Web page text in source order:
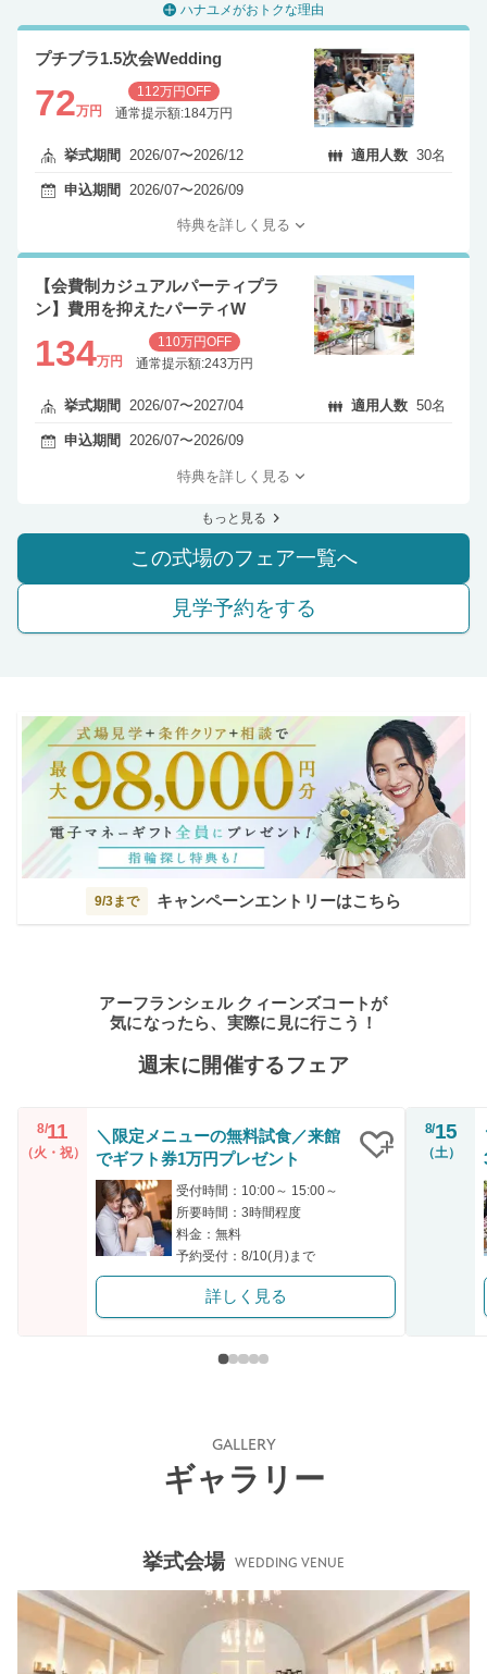
ハナユメがおトクな理由
プチブラ1.5次会Wedding
72万円
112万円OFF
通常提示額:184万円
挙式期間 2026/07〜2026/12 適用人数 30名
申込期間 2026/07〜2026/09
特典を詳しく見る
【会費制カジュアルパーティプラ
ン】費用を抑えたパーティW
134万円
110万円OFF
通常提示額:243万円
挙式期間 2026/07〜2027/04 適用人数 50名
申込期間 2026/07〜2026/09
特典を詳しく見る
もっと見る
この式場のフェア一覧へ
見学予約をする
9/3まで キャンペーンエントリーはこちら
アーフランシェル クィーンズコートが
気になったら、実際に見に行こう！
週末に開催するフェア
8/11
（火・祝）
＼限定メニューの無料試食／来館
でギフト券1万円プレゼント
受付時間：10:00～ 15:00～
所要時間：3時間程度
料金：無料
予約受付：8/10(月)まで
詳しく見る
8/15
（土）
GALLERY
ギャラリー
挙式会場 WEDDING VENUE